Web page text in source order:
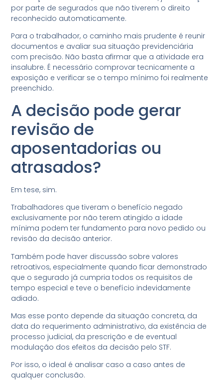
por parte de segurados que não tiverem o direito
reconhecido automaticamente.
Para o trabalhador, o caminho mais prudente é reunir
documentos e avaliar sua situação previdenciária
com precisão. Não basta afirmar que a atividade era
insalubre. É necessário comprovar tecnicamente a
exposição e verificar se o tempo mínimo foi realmente
preenchido.
A decisão pode gerar
revisão de
aposentadorias ou
atrasados?
Em tese, sim.
Trabalhadores que tiveram o benefício negado
exclusivamente por não terem atingido a idade
mínima podem ter fundamento para novo pedido ou
revisão da decisão anterior.
Também pode haver discussão sobre valores
retroativos, especialmente quando ficar demonstrado
que o segurado já cumpria todos os requisitos de
tempo especial e teve o benefício indevidamente
adiado.
Mas esse ponto depende da situação concreta, da
data do requerimento administrativo, da existência de
processo judicial, da prescrição e de eventual
modulação dos efeitos da decisão pelo STF.
Por isso, o ideal é analisar caso a caso antes de
qualquer conclusão.